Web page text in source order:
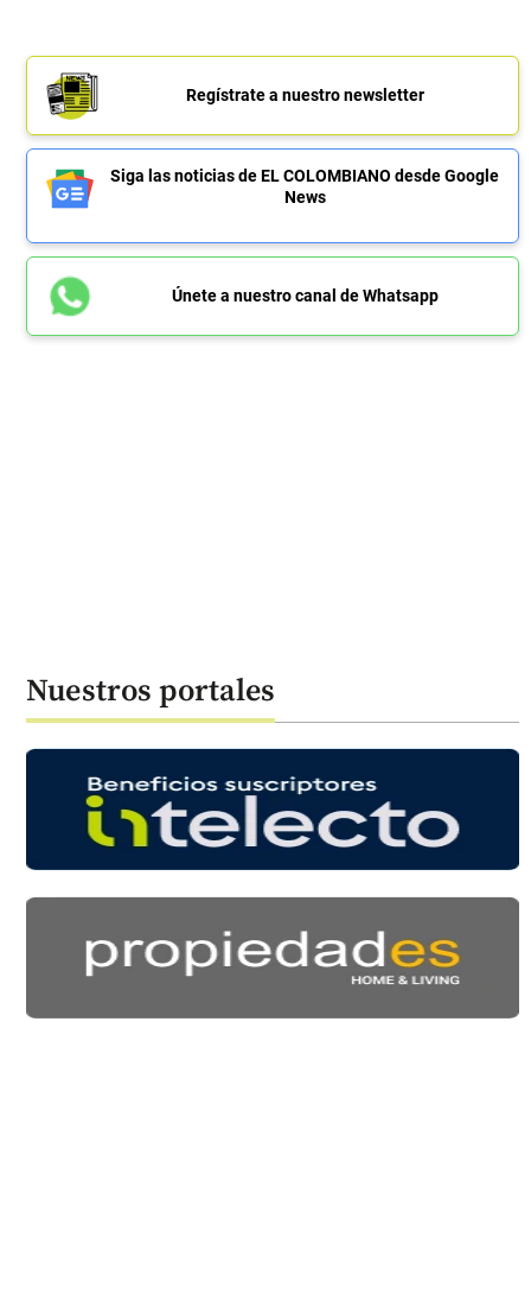
Regístrate a nuestro newsletter
Siga las noticias de EL COLOMBIANO desde Google
News
Únete a nuestro canal de Whatsapp
Nuestros portales